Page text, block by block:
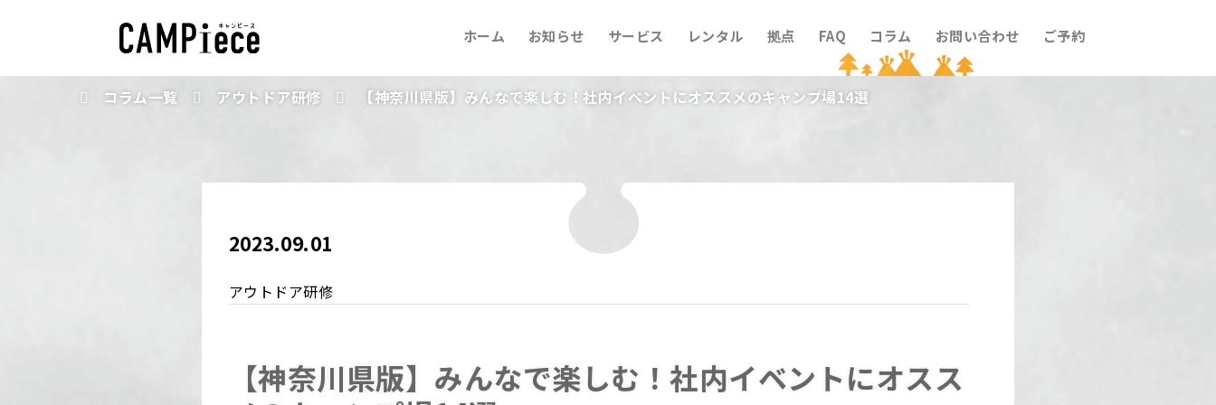
ホーム お知らせ サービス レンタル 拠点 FAQ コラム お問い合わせ ご予約
コラム一覧 アウトドア研修 【神奈川県版】みんなで楽しむ！社内イベントにオススメのキャンプ場14選
2023.09.01
アウトドア研修
【神奈川県版】みんなで楽しむ！社内イベントにオスス